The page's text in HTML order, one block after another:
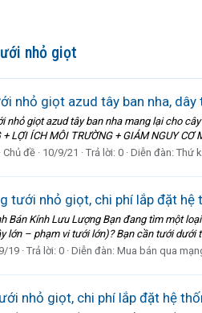
nhỏ giọt
nhỏ giọt azud tây ban nha,
nhỏ giọt azud tây ban nha mang lại cho
+ LỢI ÍCH MÔI TRƯỜNG + GIẢM NGUY CƠ
Chủ đề 10/9/21 Trả lời: 0 Diễn đàn: Thứ
tưới nhỏ giọt, chi phí lắp đặt
Bán Kính Lưu Lượng Bạn đang tìm một
lớn – phạm vi tưới lớn)? Bạn cần tưới dưới
19 Trả lời: 0 Diễn đàn: Mua bán qua
nhỏ giọt, chi phí lắp đặt hệ